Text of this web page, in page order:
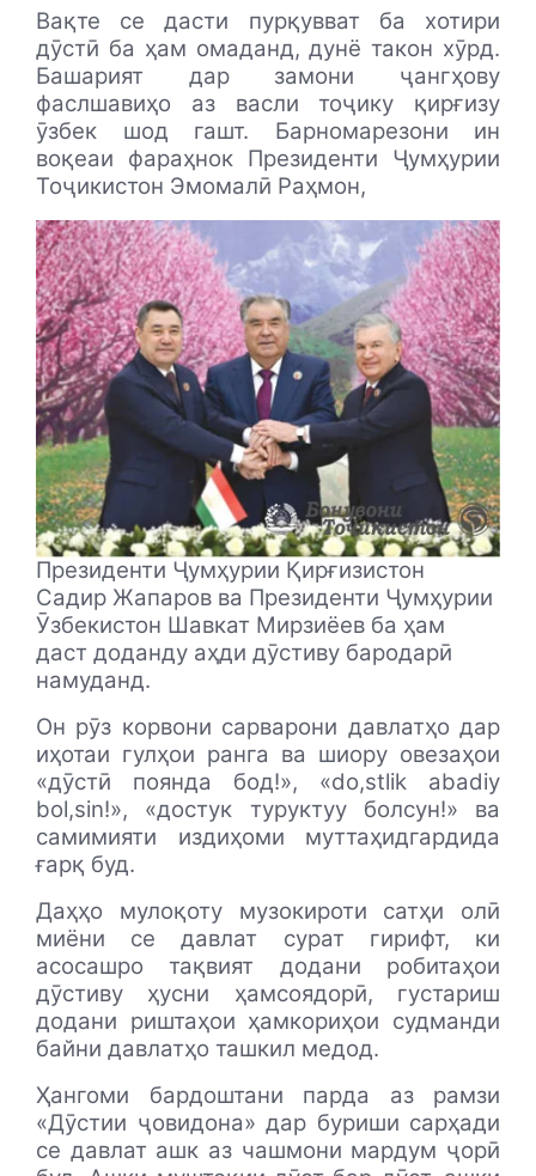
Вақте се дасти пурқувват ба хотири
дӯстӣ ба ҳам омаданд, дунё такон хӯрд.
Башарият дар замони ҷангҳову
фаслшавиҳо аз васли тоҷику қирғизу
ӯзбек шод гашт. Барномарезони ин
воқеаи фараҳнок Президенти Ҷумҳурии
Тоҷикистон Эмомалӣ Раҳмон,
Президенти Ҷумҳурии Қирғизистон
Садир Жапаров ва Президенти Ҷумҳурии
Ӯзбекистон Шавкат Мирзиёев ба ҳам
даст доданду аҳди дӯстиву бародарӣ
намуданд.
Он рӯз корвони сарварони давлатҳо дар
иҳотаи гулҳои ранга ва шиору овезаҳои
«дӯстӣ поянда бод!», «do,stlik аbadiy
bol,sin!», «достук туруктуу болсун!» ва
самимияти издиҳоми муттаҳидгардида
ғарқ буд.
Даҳҳо мулоқоту музокироти сатҳи олӣ
миёни се давлат сурат гирифт, ки
асосашро тақвият додани робитаҳои
дӯстиву ҳусни ҳамсоядорӣ, густариш
додани риштаҳои ҳамкориҳои судманди
байни давлатҳо ташкил медод.
Ҳангоми бардоштани парда аз рамзи
«Дӯстии ҷовидона» дар буриши сарҳади
се давлат ашк аз чашмони мардум ҷорӣ